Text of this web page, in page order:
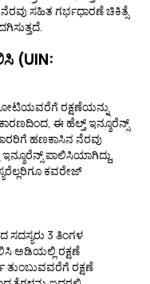
ಸಹಿತ ಗರ್ಭಧಾರಣೆ ಚಿಕಿತ್ಸೆ
(UIN:
ರಕ್ಷಣೆಯನ್ನು
ಕಾರಣದಿಂದ, ಈ ಹೆಲ್ತ್ ಇನ್ಶೂರೆನ್ಸ್
ಹಣಕಾಸಿನ ನೆರವು
ಪಾಲಿಸಿಯಾಗಿದ್ದು,
ಕವರೇಜ್
ಸದಸ್ಯರು 3 ತಿಂಗಳ
ಅಡಿಯಲ್ಲಿ ರಕ್ಷಣೆ
ರಕ್ಷಣೆ